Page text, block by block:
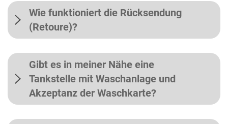
Wie funktioniert die Rücksendung
(Retoure)?
Gibt es in meiner Nähe eine
Tankstelle mit Waschanlage und
Akzeptanz der Waschkarte?